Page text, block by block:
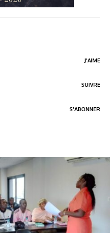
J'AIME
SUIVRE
S'ABONNER